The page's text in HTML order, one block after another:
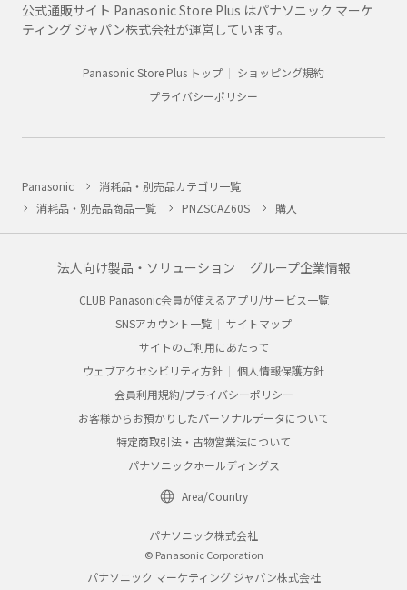
公式通販サイト Panasonic Store Plus はパナソニック マーケ
ティング ジャパン株式会社が運営しています。
Panasonic Store Plus トップ
ショッピング規約
プライバシーポリシー
Panasonic
消耗品・別売品カテゴリ一覧
消耗品・別売品商品一覧
PNZSCAZ60S 購入
法人向け製品・ソリューション グループ企業情報
CLUB Panasonic会員が使えるアプリ/サービス一覧
SNSアカウント一覧
サイトマップ
サイトのご利用にあたって
ウェブアクセシビリティ方針
個人情報保護方針
会員利用規約/プライバシーポリシー
お客様からお預かりしたパーソナルデータについて
特定商取引法・古物営業法について
パナソニックホールディングス
Area/Country
パナソニック株式会社
© Panasonic Corporation
パナソニック マーケティング ジャパン株式会社